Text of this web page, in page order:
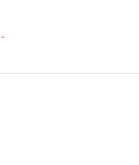
*